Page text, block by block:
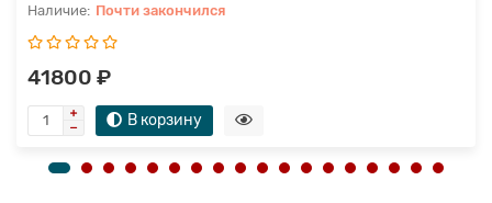
Почти закончился
41800 ₽
В корзину